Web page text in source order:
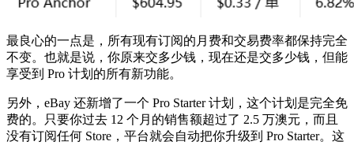
最良心的一点是，所有现有订阅的月费和交易费率都保持完全
不变。也就是说，你原来交多少钱，现在还是交多少钱，但能
享受到 Pro 计划的所有新功能。
另外，eBay 还新增了一个 Pro Starter 计划，这个计划是完全免
费的。只要你过去 12 个月的销售额超过了 2.5 万澳元，而且
没有订阅任何 Store，平台就会自动把你升级到 Pro Starter。这